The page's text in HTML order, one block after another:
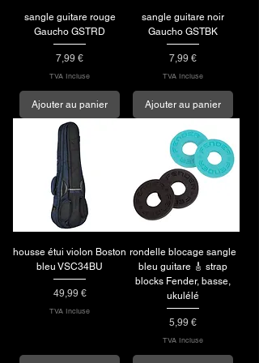
sangle guitare rouge
Gaucho GSTRD
Prix
7,99 €
TVA Incluse
Ajouter au panier
sangle guitare noir
Gaucho GSTBK
Prix
7,99 €
TVA Incluse
Ajouter au panier
housse étui violon Boston
bleu VSC34BU
Prix
49,99 €
TVA Incluse
rondelle blocage sangle
bleu guitare 🎸 strap
blocks Fender, basse,
ukulélé
Prix
5,99 €
TVA Incluse